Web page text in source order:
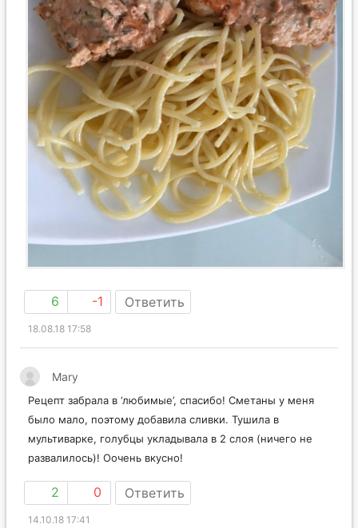
6 -1 Ответить
18.08.18 17:58
Mary
Рецепт забрала в ‘любимые’, спасибо! Сметаны у меня
было мало, поэтому добавила сливки. Тушила в
мультиварке, голубцы укладывала в 2 слоя (ничего не
развалилось)! Оочень вкусно!
2 0 Ответить
14.10.18 17:41